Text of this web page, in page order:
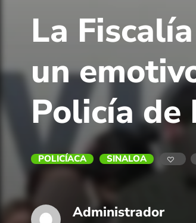
La
un
Policía de
POLICÍACA SINALOA
Administrador